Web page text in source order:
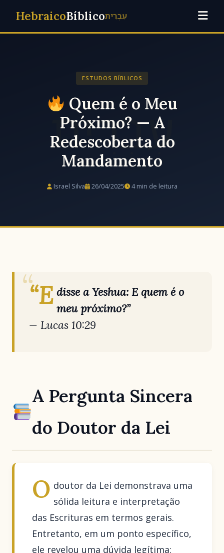
HebraicoBíblicoעִבְרִית
ESTUDOS BÍBLICOS
Quem é o Meu
Próximo? — A
Redescoberta do
Mandamento
Israel Silva 26/04/2025 4 min de leitura
“E disse a Yeshua: E quem é o
meu próximo?”
— Lucas 10:29
A Pergunta Sincera
do Doutor da Lei
O doutor da Lei demonstrava uma
sólida leitura e interpretação
das Escrituras em termos gerais.
Entretanto, em um ponto específico,
ele revelou uma dúvida legítima: